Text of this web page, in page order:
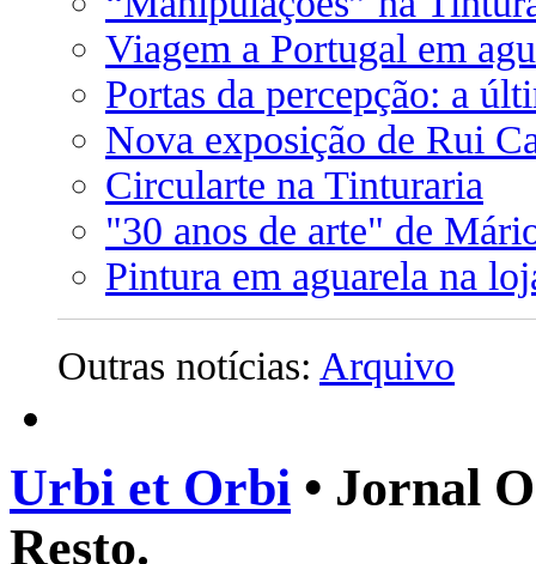
Viagem a Portugal em
Portas da percepção: a
Nova exposição de Rui
Circularte na Tinturaria
"30 anos de arte" de
Pintura em aguarela na
Outras notícias: Arquivo
Urbi et Orbi • Jornal
Resto.